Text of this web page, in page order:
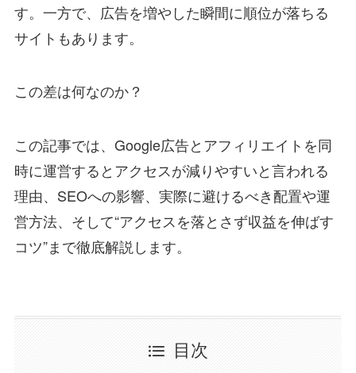
す。一方で、広告を増やした瞬間に順位が落ちる
サイトもあります。
この差は何なのか？
この記事では、Google広告とアフィリエイトを同
時に運営するとアクセスが減りやすいと言われる
理由、SEOへの影響、実際に避けるべき配置や運
営方法、そして“アクセスを落とさず収益を伸ばす
コツ”まで徹底解説します。
目次